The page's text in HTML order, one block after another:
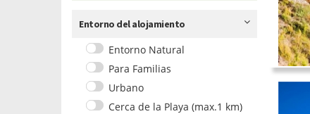
Entorno del alojamiento
Entorno Natural
Para Familias
Urbano
Cerca de la Playa (max.1 km)